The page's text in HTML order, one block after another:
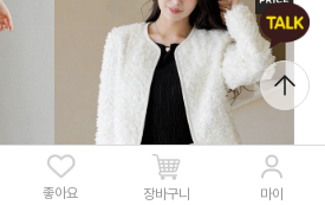
좋아요 장바구니 마이